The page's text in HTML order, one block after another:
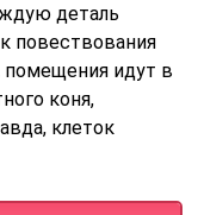
деталь
повествования
идут в
коня,
клеток